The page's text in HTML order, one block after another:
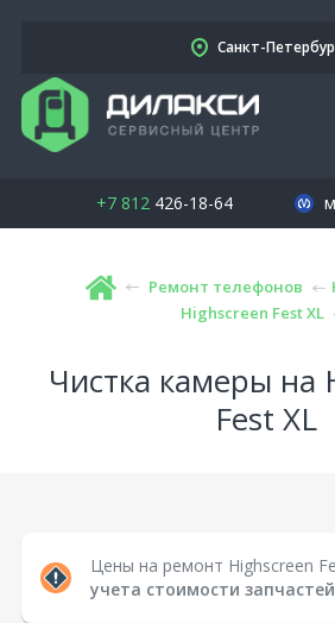
Санкт-
+7 812426-18-64
Ремонт телефонов
Highscreen Fest XL
Чистка камеры на
Fest XL
Цены на ремонт Highscreen
учета стоимости запчастей